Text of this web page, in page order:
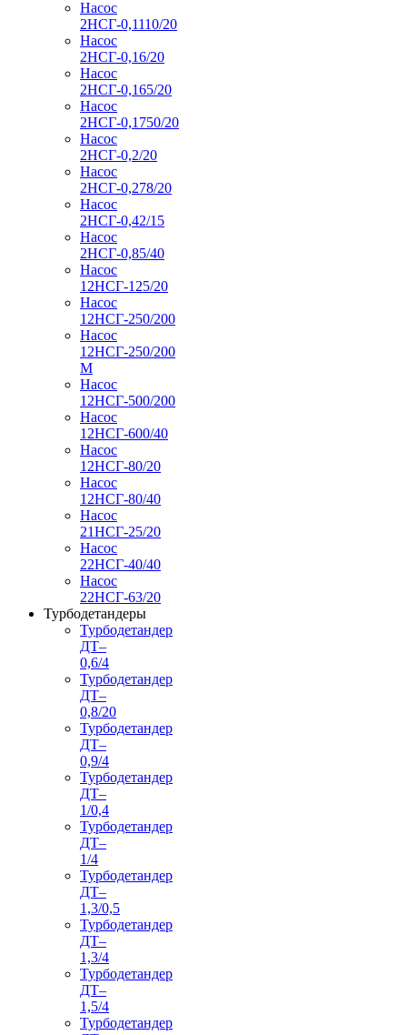
Насос
2НСГ-0,1110/20
Насос
2НСГ-0,16/20
Насос
2НСГ-0,165/20
Насос
2НСГ-0,1750/20
Насос
2НСГ-0,2/20
Насос
2НСГ-0,278/20
Насос
2НСГ-0,42/15
Насос
2НСГ-0,85/40
Насос
12НСГ-125/20
Насос
12НСГ-250/200
Насос
12НСГ-250/200
М
Насос
12НСГ-500/200
Насос
12НСГ-600/40
Насос
12НСГ-80/20
Насос
12НСГ-80/40
Насос
21НСГ-25/20
Насос
22НСГ-40/40
Насос
22НСГ-63/20
Турбодетандеры
Турбодетандер
ДТ–
0,6/4
Турбодетандер
ДТ–
0,8/20
Турбодетандер
ДТ–
0,9/4
Турбодетандер
ДТ–
1/0,4
Турбодетандер
ДТ–
1/4
Турбодетандер
ДТ–
1,3/0,5
Турбодетандер
ДТ–
1,3/4
Турбодетандер
ДТ–
1,5/4
Турбодетандер